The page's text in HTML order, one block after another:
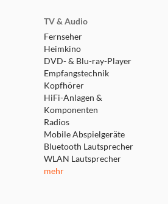
TV & Audio
Fernseher
Heimkino
DVD- & Blu-ray-Player
Empfangstechnik
Kopfhörer
HiFi-Anlagen &
Komponenten
Radios
Mobile Abspielgeräte
Bluetooth Lautsprecher
WLAN Lautsprecher
mehr